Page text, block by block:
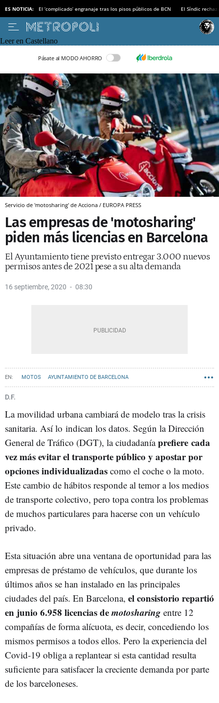
ES NOTICIA: El ‘complicado’ engranaje tras los pisos públicos de BCN El Síndic
Leer en Castellano
Pásate al MODO AHORRO
Servicio de 'motosharing' de Acciona / EUROPA PRESS
Las empresas de 'motosharing'
piden más licencias en Barcelona
El Ayuntamiento tiene previsto entregar 3.000 nuevos
permisos antes de 2021 pese a su alta demanda
16 septiembre, 2020 08:30
MOTOS AYUNTAMIENTO DE BARCELONA
D.F.
La movilidad urbana cambiará de modelo tras la crisis
sanitaria. Así lo indican los datos. Según la Dirección
General de Tráfico (DGT), la ciudadaníaprefiere cada
vez más evitar el transporte público y apostar por
opciones individualizadas como el coche o la moto.
Este cambio de hábitos responde al temor a los medios
de transporte colectivo, pero topa contra los problemas
de muchos particulares para hacerse con un vehículo
privado.
Esta situación abre una ventana de oportunidad para las
empresas de préstamo de vehículos, que durante los
últimos años se han instalado en las principales
ciudades del país. En Barcelona, el consistorio repartió
en junio 6.958 licencias demotosharing entre 12
compañías de forma alícuota, es decir, concediendo los
mismos permisos a todos ellos. Pero la experiencia del
Covid-19 obliga a replantear si esta cantidad resulta
suficiente para satisfacer la creciente demanda por parte
de los barceloneses.